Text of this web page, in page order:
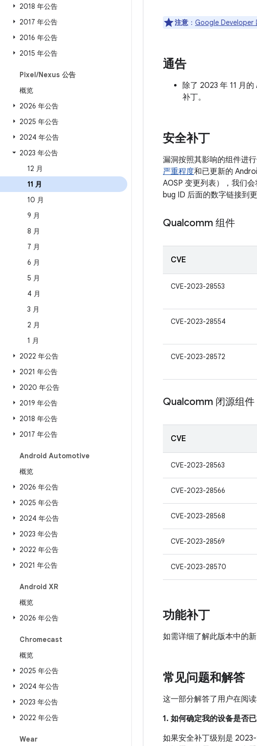
2018 年公告
2017 年公告
2016 年公告
2015 年公告
Pixel/Nexus 公告
概览
2026 年公告
2025 年公告
2024 年公告
2023 年公告
12 月
11 月
10 月
9 月
8 月
7 月
6 月
5 月
4 月
3 月
2 月
1 月
2022 年公告
2021 年公告
2020 年公告
2019 年公告
2018 年公告
2017 年公告
Android Automotive
概览
2026 年公告
2025 年公告
2024 年公告
2023 年公告
2022 年公告
2021 年公告
Android XR
概览
2026 年公告
Chromecast
概览
2025 年公告
2024 年公告
2023 年公告
2022 年公告
Wear
注意 ： Google Developer
通告
除了 2023 年 11 月
补丁。
安全补丁
漏洞按照其影响的组件进
严重程度和已更新的
AOSP 变更列表），我们
bug ID 后面的数字链接到
Qualcomm 组件
CVE
CVE-2023-28553
CVE-2023-28554
CVE-2023-28572
Qualcomm 闭源组件
CVE
CVE-2023-28563
CVE-2023-28566
CVE-2023-28568
CVE-2023-28569
CVE-2023-28570
功能补丁
如需详细了解此版本中的
常见问题和解答
这一部分解答了用户在阅
1. 如何确定我的设备是否
如果安全补丁级别是